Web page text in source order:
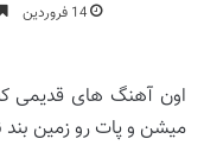
14 فروردین
اون آهنگ های قدیمی که
میشن و پات رو زمین